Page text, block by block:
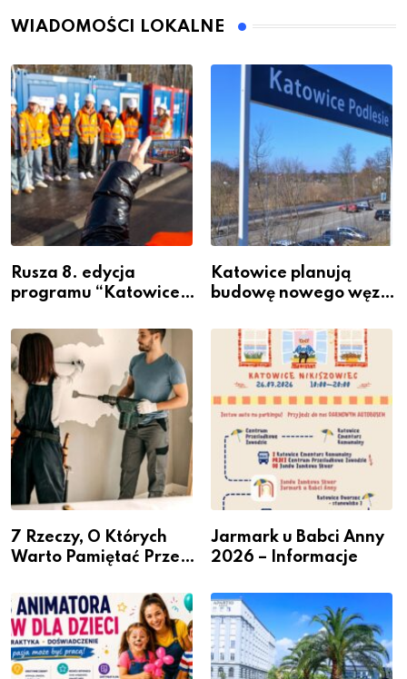
WIADOMOŚCI LOKALNE
Rusza 8. edycja
programu “Katowice
– nabór dla
przedsiębiorców
Katowice planują
budowę nowego węzła
Podlesiu
7 Rzeczy, O Których
Warto Pamiętać Przed
Jarmark u Babci Anny
2026 – Informacje